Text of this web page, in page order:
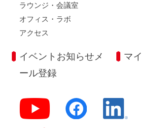
ラウンジ・会議室
オフィス・ラボ
アクセス
イベントお知らせメ
ール登録
マ